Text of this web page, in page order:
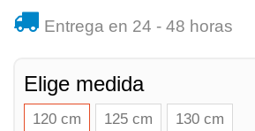
Entrega en 24 - 48 horas
Elige medida
120 cm 125 cm 130 cm